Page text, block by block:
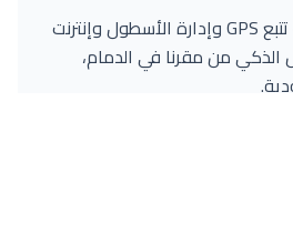
يغطي فريق تحرير إبتك تتبع GPS وإدارة الأسطول وإنترنت
الذكي من مقرنا في الدمام،